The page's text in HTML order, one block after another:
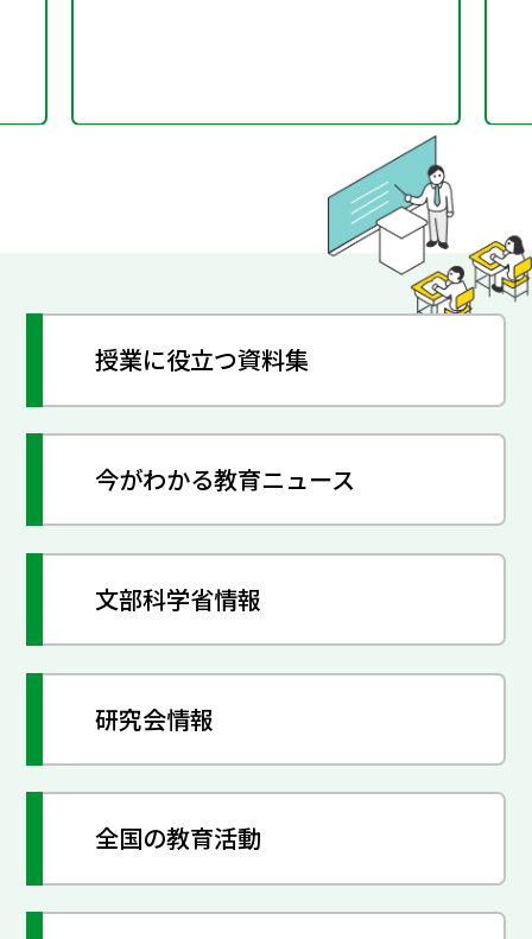
授業に役立つ資料集
今がわかる教育ニュース
文部科学省情報
研究会情報
全国の教育活動